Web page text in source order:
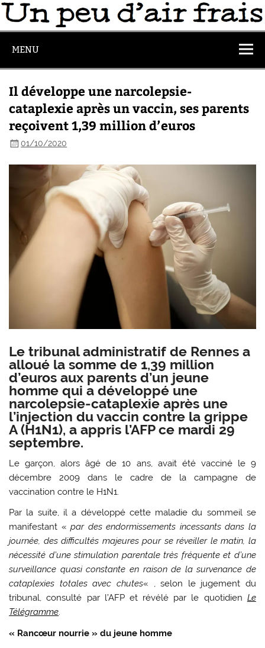
MENU
Il développe une narcolepsie-
cataplexie après un vaccin, ses parents
reçoivent 1,39 million d’euros
01/10/2020
Le tribunal administratif de Rennes a
alloué la somme de 1,39 million
d’euros aux parents d’un jeune
homme qui a développé une
narcolepsie-cataplexie après une
l’injection du vaccin contre la grippe
A (H1N1), a appris l’AFP ce mardi 29
septembre.
Le garçon, alors âgé de 10 ans, avait été vacciné le 9
décembre 2009 dans le cadre de la campagne de
vaccination contre le H1N1.
Par la suite, il a développé cette maladie du sommeil se
manifestant «par des endormissements incessants dans la
journée, des difficultés majeures pour se réveiller le matin, la
nécessité d’une stimulation parentale très fréquente et d’une
surveillance quasi constante en raison de la survenance de
cataplexies totales avec chutes« , selon le jugement du
tribunal, consulté par l’AFP et révélé par le quotidien Le
Télégramme.
« Rancœur nourrie » du jeune homme